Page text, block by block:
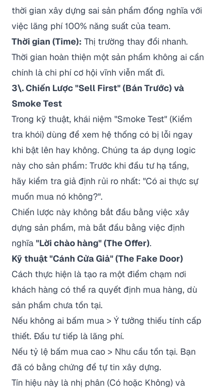
thời gian xây dựng sai sản phẩm đồng nghĩa với
việc lãng phí 100% năng suất của team.
Thời gian (Time): Thị trường thay đổi nhanh.
Thời gian hoàn thiện một sản phẩm không ai cần
chính là chi phí cơ hội vĩnh viễn mất đi.
3\. Chiến Lược "Sell First" (Bán Trước) và
Smoke Test
Trong kỹ thuật, khái niệm "Smoke Test" (Kiểm
tra khói) dùng để xem hệ thống có bị lỗi ngay
khi bật lên hay không. Chúng ta áp dụng logic
này cho sản phẩm: Trước khi đầu tư hạ tầng,
hãy kiểm tra giả định rủi ro nhất: "Có ai thực sự
muốn mua nó không?".
Chiến lược này không bắt đầu bằng việc xây
dựng sản phẩm, mà bắt đầu bằng việc định
nghĩa "Lời chào hàng" (The Offer).
Kỹ thuật "Cánh Cửa Giả" (The Fake Door)
Cách thực hiện là tạo ra một điểm chạm nơi
khách hàng có thể ra quyết định mua hàng, dù
sản phẩm chưa tồn tại.
Nếu không ai bấm mua > Ý tưởng thiếu tính cấp
thiết. Đầu tư tiếp là lãng phí.
Nếu tỷ lệ bấm mua cao > Nhu cầu tồn tại. Bạn
đã có bằng chứng để tự tin xây dựng.
Tín hiệu này là nhị phân (Có hoặc Không) và